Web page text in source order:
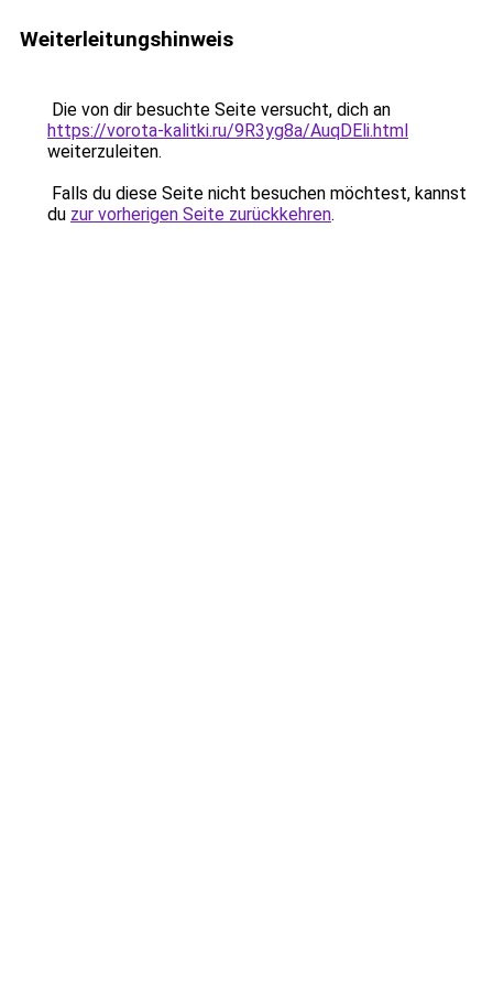
Weiterleitungshinweis
Die von dir besuchte Seite versucht, dich an
https://vorota-kalitki.ru/9R3yg8a/AuqDEli.html
weiterzuleiten.
Falls du diese Seite nicht besuchen möchtest, kannst
du zur vorherigen Seite zurückkehren.